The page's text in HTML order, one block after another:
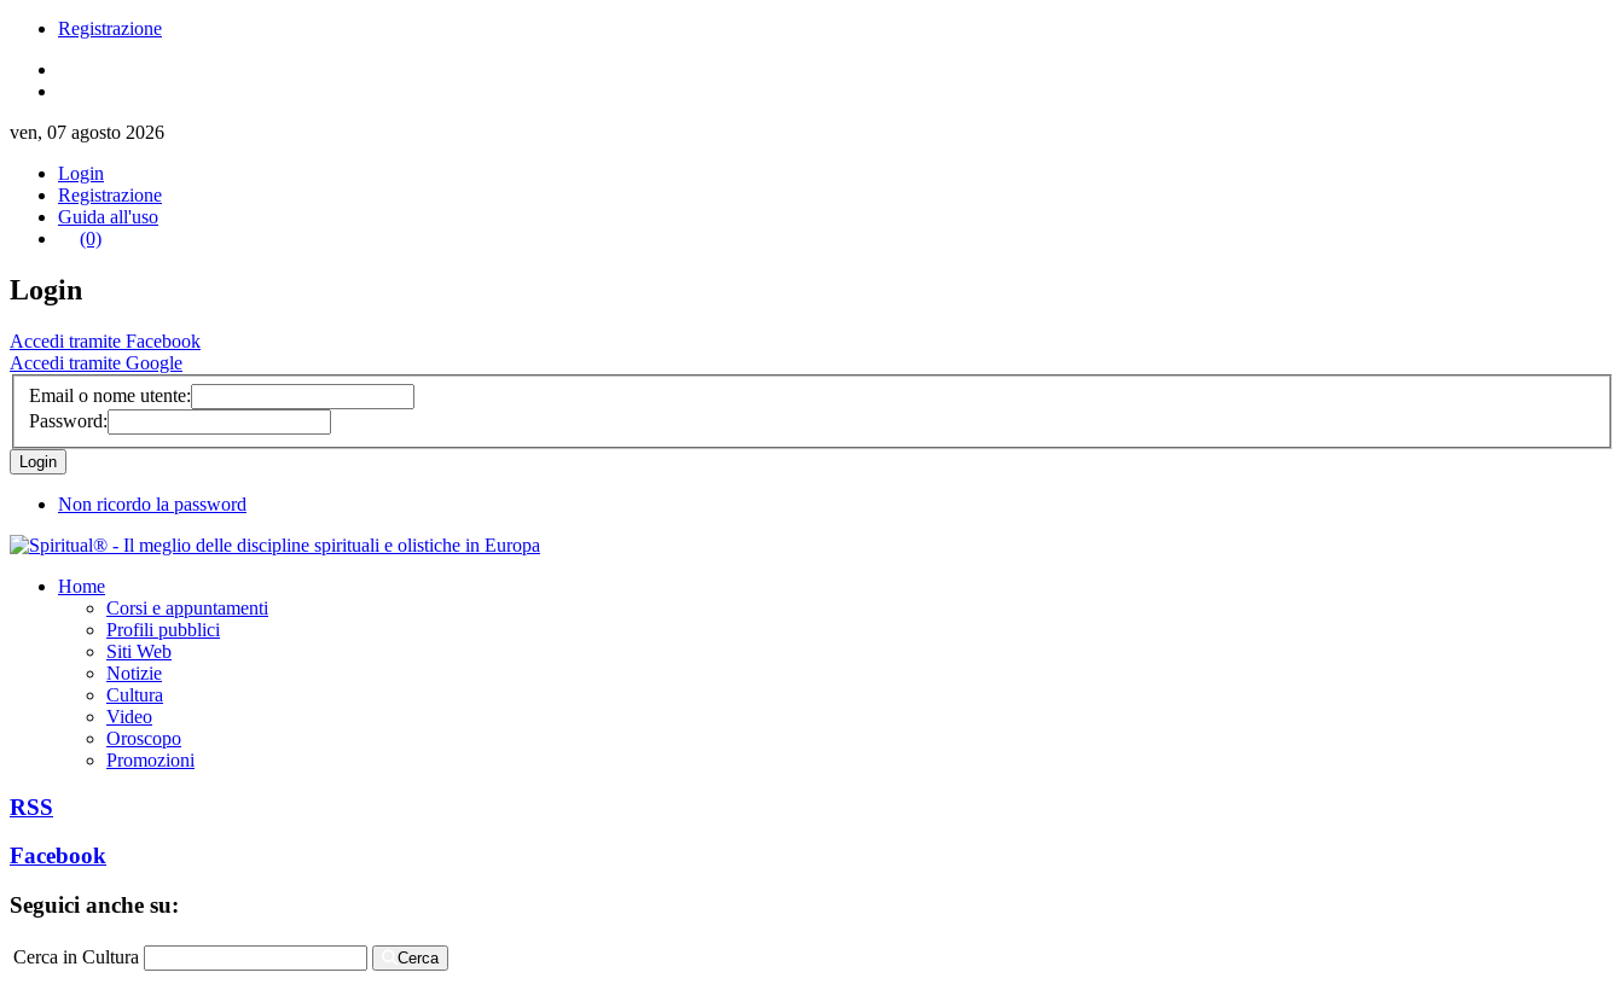
Registrazione
ven, 07 agosto 2026
Login
Registrazione
Guida all'uso
(0)
Login
Accedi tramite Facebook
Accedi tramite Google
Email o nome utente:
Password:
Non ricordo la password
Home
Corsi e appuntamenti
Profili pubblici
Siti Web
Notizie
Cultura
Video
Oroscopo
Promozioni
RSS
Facebook
Seguici anche su:
Cerca in Cultura Cerca